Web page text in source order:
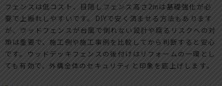
フェンスは低コスト、目隠しフェンス高さ2mは基礎強化が必
要で上振れしやすいです。DIYで安く済ませる方法もあります
が、ウッドフェンスが台風で倒れない設計や腐るリスクへの対
策は重要で、施工例や施工事例を比較してから判断すると安心
です。ウッドデッキフェンスの後付けはリフォームの一環とし
ても有効で、外構全体のセキュリティと印象を底上げします。